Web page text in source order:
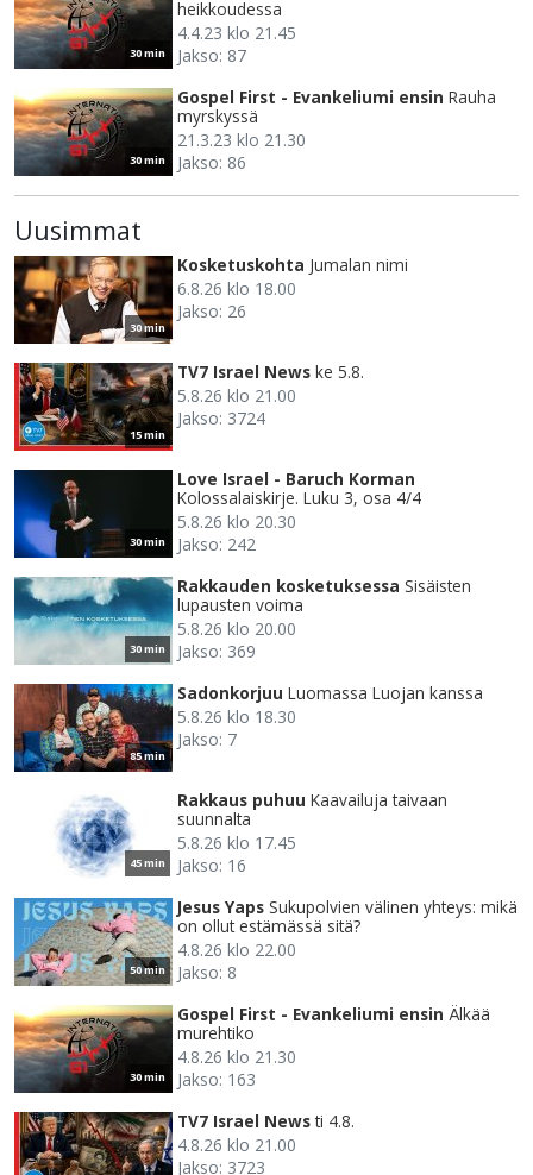
30 min
heikkoudessa
4.4.23 klo 21.45
Jakso: 87
30 min
Gospel First - Evankeliumi ensin Rauha
myrskyssä
21.3.23 klo 21.30
Jakso: 86
Uusimmat
30 min
Kosketuskohta Jumalan nimi
6.8.26 klo 18.00
Jakso: 26
15 min
TV7 Israel News ke 5.8.
5.8.26 klo 21.00
Jakso: 3724
30 min
Love Israel - Baruch Korman
Kolossalaiskirje. Luku 3, osa 4/4
5.8.26 klo 20.30
Jakso: 242
30 min
Rakkauden kosketuksessa Sisäisten
lupausten voima
5.8.26 klo 20.00
Jakso: 369
85 min
Sadonkorjuu Luomassa Luojan kanssa
5.8.26 klo 18.30
Jakso: 7
45 min
Rakkaus puhuu Kaavailuja taivaan
suunnalta
5.8.26 klo 17.45
Jakso: 16
50 min
Jesus Yaps Sukupolvien välinen yhteys: mikä
on ollut estämässä sitä?
4.8.26 klo 22.00
Jakso: 8
30 min
Gospel First - Evankeliumi ensin Älkää
murehtiko
4.8.26 klo 21.30
Jakso: 163
TV7 Israel News ti 4.8.
4.8.26 klo 21.00
Jakso: 3723